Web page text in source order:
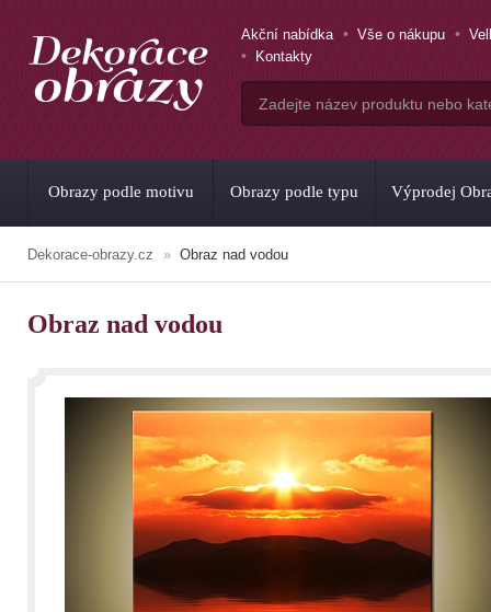
Akční nabídka Vše o nákupu
Kontakty
Obrazy podle motivu Obrazy podle typu Výprodej
Dekorace-obrazy.cz Obraz nad vodou
Obraz nad vodou